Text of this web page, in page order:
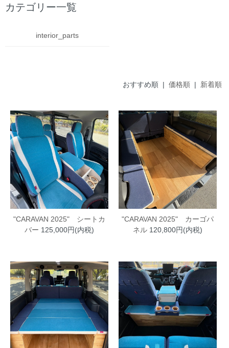
カテゴリー一覧
interior_parts
おすすめ順 | 価格順| 新着順
"CARAVAN 2025" シートカ
バー 125,000円(内税)
"CARAVAN 2025" カーゴパ
ネル120,800円(内税)